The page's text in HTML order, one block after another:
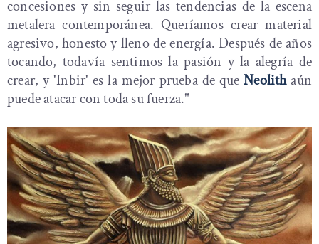
concesiones y sin seguir las tendencias de la escena
metalera contemporánea. Queríamos crear material
agresivo, honesto y lleno de energía. Después de años
tocando, todavía sentimos la pasión y la alegría de
crear, y 'Inbir' es la mejor prueba de queNeolithaún
puede atacar con toda su fuerza."